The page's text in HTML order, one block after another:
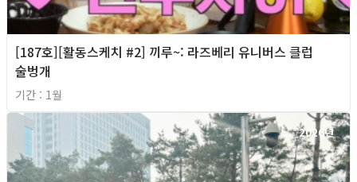
[187호][활동스케치 #2] 끼루~: 라즈베리 유니버스 클럽
술벙개
기간 : 1월
2026년